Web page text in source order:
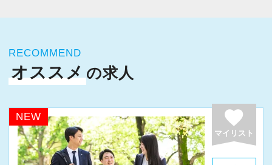
・納得後に選考へ進めます
・入社時期は柔軟に対応
・半年～1年の調整も可能
まずはカジュアル面談からでも歓迎です
「応募する」からお気軽にご連絡ください。
・全席デュアルモニタ完備
・クライアント2500社以上
・9割が紹介の安定基盤
・一般企業～医療・学校法人まで対応
・個人～大企業まで幅広く経験可能
RECOMMEND
オススメの求人
NEW favorite
マイリスト